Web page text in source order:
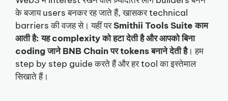
के बजाय users बनकर रह जाते हैं, खासकर technical
barriers की वजह से। यहीं परSmithii Tools Suite काम
आती है: यह complexity को हटा देती है और आपको बिना
coding जाने BNB Chain पर tokens बनाने देती है। हम
step by step guide करते हैं और हर tool का इस्तेमाल
सिखाते हैं।